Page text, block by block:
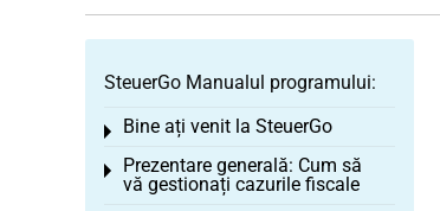
SteuerGo Manualul programului:
Bine ați venit la SteuerGo
Toggle menu
Prezentare generală: Cum să
vă gestionați cazurile fiscale
Toggle menu